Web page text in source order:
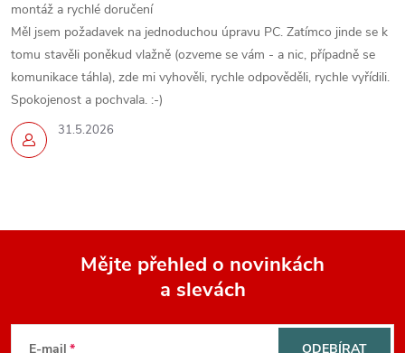
31.5.2026
montáž a rychlé doručení
Měl jsem požadavek na jednoduchou úpravu PC. Zatímco jinde se k
tomu stavěli poněkud vlažně (ozveme se vám - a nic, případně se
komunikace táhla), zde mi vyhověli, rychle odpověděli, rychle vyřídili.
Spokojenost a pochvala. :-)
Mějte přehled o novinkách
a slevách
E-mail ODEBÍRAT